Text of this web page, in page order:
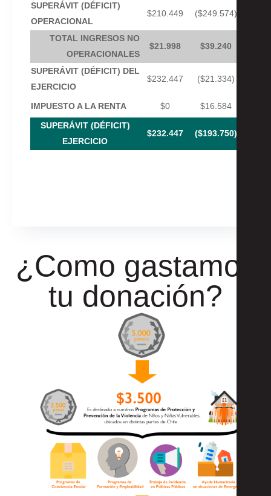
SUPERÁVIT (DÉFICIT)
OPERACIONAL
$210.449 ($249.574)
TOTAL INGRESOSNO
OPERACIONALES
$21.998 $39.240
SUPERÁVIT (DÉFICIT) DEL
EJERCICIO
$232.447 ($21.334)
IMPUESTO A LA RENTA $0
$16.584
SUPERÁVIT (DÉFICIT)
EJERCICIO
$232.447 ($193.750)
¿Como gastamos
tu donación?